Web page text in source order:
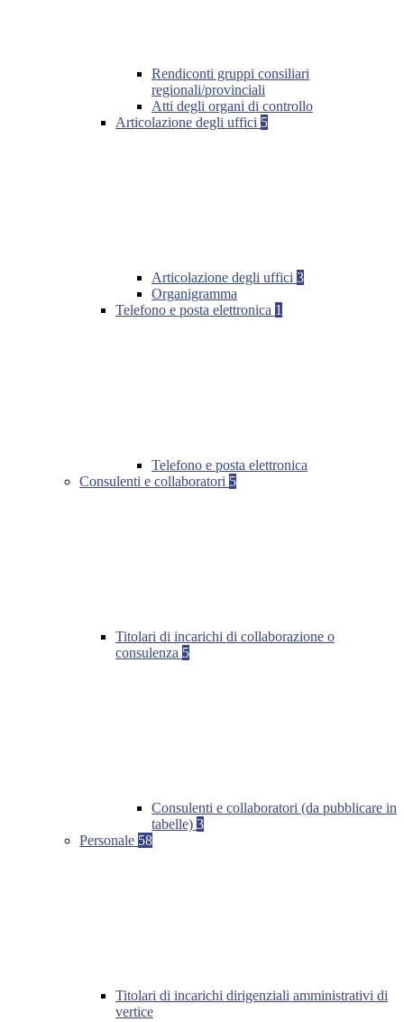
Rendiconti gruppi consiliari
regionali/provinciali
Atti degli organi di controllo
Articolazione degli uffici 5
Articolazione degli uffici 3
Organigramma
Telefono e posta elettronica 1
Telefono e posta elettronica
Consulenti e collaboratori 5
Titolari di incarichi di collaborazione o
consulenza 5
Consulenti e collaboratori (da pubblicare in
tabelle) 3
Personale 58
Titolari di incarichi dirigenziali amministrativi di
vertice